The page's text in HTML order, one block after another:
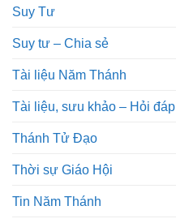
Suy Tư
Suy tư – Chia sẻ
Tài liệu Năm Thánh
Tài liệu, sưu khảo – Hỏi đáp
Thánh Tử Đạo
Thời sự Giáo Hội
Tin Năm Thánh